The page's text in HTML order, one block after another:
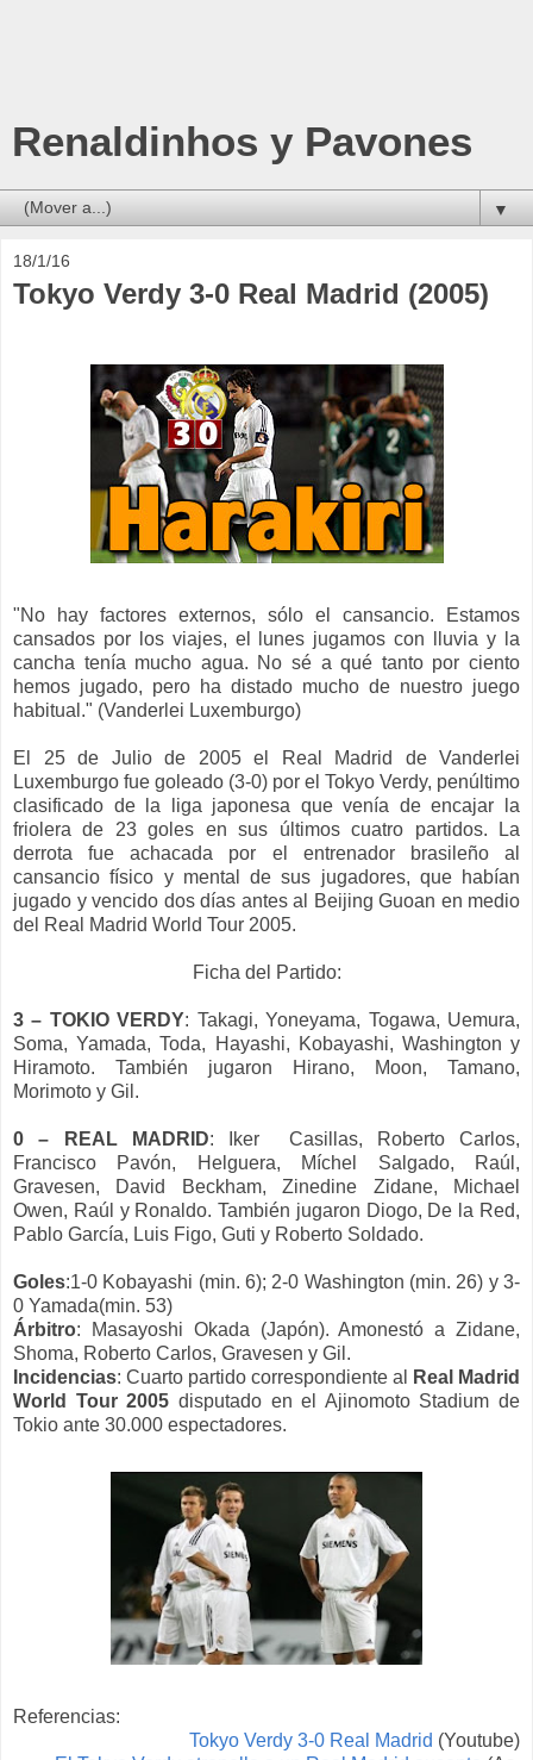
Renaldinhos y Pavones
▼
18/1/16
Tokyo Verdy 3-0 Real Madrid (2005)
"No hay factores externos, sólo el cansancio. Estamos
cansados por los viajes, el lunes jugamos con lluvia y la
cancha tenía mucho agua. No sé a qué tanto por ciento
hemos jugado, pero ha distado mucho de nuestro juego
habitual ." (Vanderlei Luxemburgo)
El 25 de Julio de 2005 el Real Madrid de Vanderlei
Luxemburgo fue goleado (3-0) por el Tokyo Verdy, penúltimo
clasificado de la liga japonesa que venía de encajar la
friolera de 23 goles en sus últimoscuatro partidos. La
derrota fue achacada por el entrenador brasileño al
cansancio físico y mental de sus jugadores, que habían
jugado y vencido dosdías antes al Beijing Guoan en medio
de l Real Madrid World Tour 2005.
Ficha del Partido:
3 – TOKIO VERDY: Takagi, Yoneyama, Togawa, Uemura,
Soma, Yamada, Toda, Hayashi, Kobayashi, Washington y
Hiramoto. También jugaron Hirano, Moon, Tamano,
Morimoto y Gil.
0 – REAL MADRID: Iker Casillas, Roberto Carlos,
Francisco Pavón, Helguera, Míchel Salgado, Raúl,
Gravesen, David Beckham, Zinedine Zidane, Michael
Owen, Raúl y Ronaldo. También jugaron Diogo, De la Red,
Pablo García, Luis Figo, Guti y Roberto Soldado.
Goles:1-0 Kobayashi (min. 6); 2-0 Washington (min. 26) y3-
0 Yamada(min. 53)
Árbitro: Masayoshi Okada (Japón). Amonestó a Zidane,
Shoma, Roberto Carlos, Gravesen y Gil .
Incidencias: Cuarto partido correspondiente al
Real Madrid
World Tour 2005 disputado en el Ajinomoto Stadium de
Tokio ante 30.000 espectadores.
Referencias:
Tokyo Verdy 3-0 Real Madrid (Youtube)